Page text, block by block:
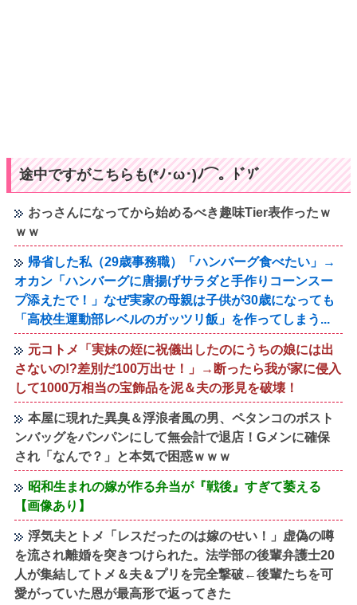
途中ですがこちらも(*ﾉ･ω･)ﾉ⌒。ﾄﾞｿﾞ
おっさんになってから始めるべき趣味Tier表作ったｗ
ｗｗ
帰省した私（29歳事務職）「ハンバーグ食べたい」→
オカン「ハンバーグに唐揚げサラダと手作りコーンスー
プ添えたで！」なぜ実家の母親は子供が30歳になっても
「高校生運動部レベルのガッツリ飯」を作ってしまう...
元コトメ「実妹の姪に祝儀出したのにうちの娘には出
さないの!?差別だ100万出せ！」→断ったら我が家に侵入
して1000万相当の宝飾品を泥＆夫の形見を破壊！
本屋に現れた異臭＆浮浪者風の男、ペタンコのボスト
ンバッグをパンパンにして無会計で退店！Gメンに確保
され「なんで？」と本気で困惑ｗｗｗ
昭和生まれの嫁が作る弁当が『戦後』すぎて萎える
【画像あり】
浮気夫とトメ「レスだったのは嫁のせい！」虚偽の噂
を流され離婚を突きつけられた。法学部の後輩弁護士20
人が集結してトメ＆夫＆プリを完全撃破←後輩たちを可
愛がっていた恩が最高形で返ってきた